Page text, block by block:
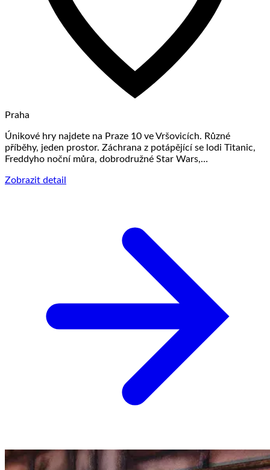
Praha
Únikové hry najdete na Praze 10 ve Vršovicích. Různé
příběhy, jeden prostor. Záchrana z potápějící se lodi Titanic,
Freddyho noční můra, dobrodružné Star Wars,…
Zobrazit detail